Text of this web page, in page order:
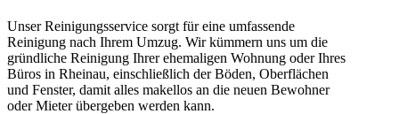
Unser Reinigungsservice sorgt für eine umfassende
Reinigung nach Ihrem Umzug. Wir kümmern uns um die
gründliche Reinigung Ihrer ehemaligen Wohnung oder Ihres
Büros in Rheinau, einschließlich der Böden, Oberflächen
und Fenster, damit alles makellos an die neuen Bewohner
oder Mieter übergeben werden kann.